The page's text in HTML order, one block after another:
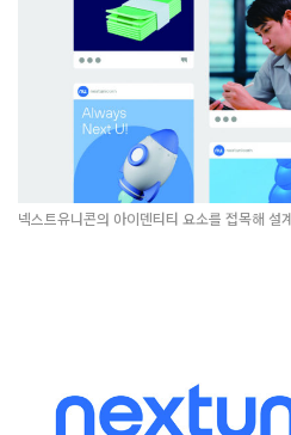
넥스트유니콘의 아이덴티티 요소를 접목해 설